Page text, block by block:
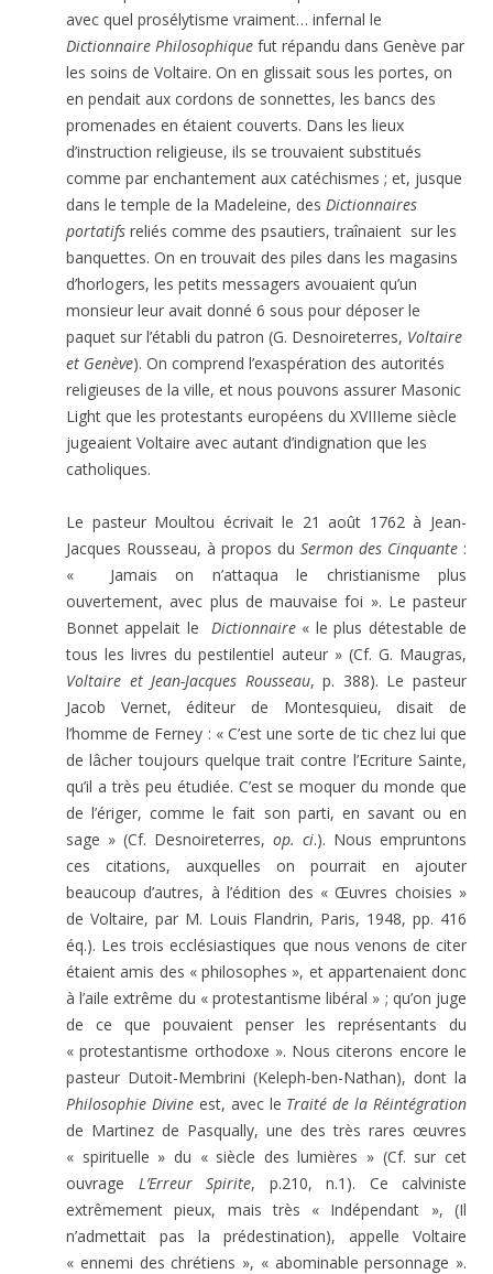
avec quel prosély­tisme vraiment… infernal le
Dictionnaire Philosophique fut répandu dans Genève par
les soins de Voltaire. On en glissait sous les portes, on
en pendait aux cordons de sonnettes, les bancs des
promenades en étaient couverts. Dans les lieux
d’instruction religieuse, ils se trouvaient substitués
comme par enchantement aux catéchismes ; et, jusque
dans le temple de la Madeleine, des Dictionnaires
portatifs reliés comme des psautiers, traînaient sur les
banquettes. On en trouvait des piles dans les magasins
d’horlogers, les petits messagers avouaient qu’un
monsieur leur avait donné 6 sous pour déposer le
paquet sur l’établi du patron (G. Desnoireterres, Voltaire
et Genève). On comprend l’exaspération des autorités
religieuses de la ville, et nous pouvons assurer Masonic
Light que les protestants européens du XVIIIeme siècle
jugeaient Voltaire avec autant d’indignation que les
catholiques.
Le pasteur Moultou écrivait le 21 août 1762 à Jean-
Jacques Rousseau, à propos du Sermon des Cinquante :
« Jamais on n’attaqua le christianisme plus
ouvertement, avec plus de mauvaise foi ». Le pasteur
Bonnet appelait le Dictionnaire« le plus détestable de
tous les livres du pestilentiel auteur » (Cf. G. Maugras,
Voltaire et Jean-Jacques Rousseau, p. 388). Le pasteur
Jacob Vernet, éditeur de Montesquieu, disait de
l’homme de Ferney : « C’est une sorte de tic chez lui que
de lâcher toujours quelque trait contre l’Ecriture Sainte,
qu’il a très peu étudiée. C’est se moquer du monde que
de l’ériger, comme le fait son parti, en savant ou en
sage » (Cf. Desnoireterres, op. ci.). Nous empruntons
ces citations, auxquelles on pourrait en ajouter
beaucoup d’autres, à l’édition des « Œuvres choisies »
de Voltaire, par M. Louis Flandrin, Paris, 1948, pp. 416
éq.). Les trois ecclésiastiques que nous venons de citer
étaient amis des « philosophes », et appartenaient donc
à l’aile extrême du « protestantisme libéral » ; qu’on juge
de ce que pouvaient penser les représentants du
« protestantisme orthodoxe ». Nous citerons encore le
pasteur Dutoit-Membrini (Keleph-ben-Nathan), dont la
Philosophie Divineest, avec le Traité de la Réintégration
de Martinez de Pasqually, une des très rares œuvres
« spirituelle » du « siècle des lumières » (Cf. sur cet
ouvrage L’Erreur Spirite, p.210, n.1). Ce calviniste
extrêmement pieux, mais très « Indépendant », (Il
n’admettait pas la prédestination), appelle Voltaire
« ennemi des chrétiens », « abominable personnage ».